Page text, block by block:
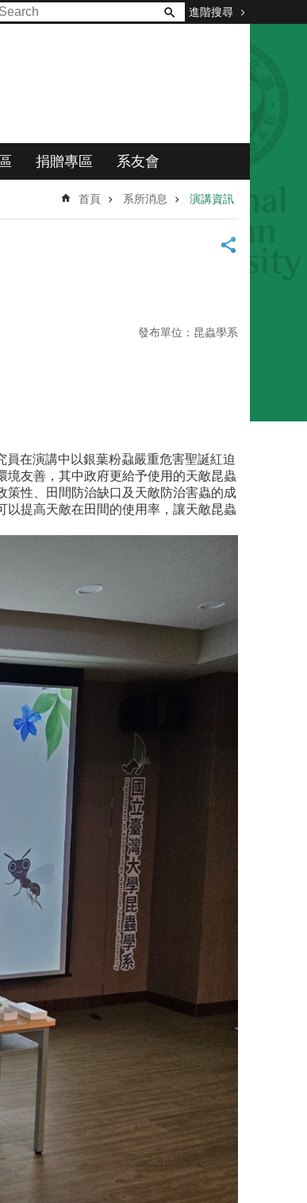
進階搜尋
捐贈專區 系友會
首頁 系所消息 演講資訊
發布單位：昆蟲學系
在演講中以銀葉粉蝨嚴重危害聖誕紅迫
友善，其中政府更給予使用的天敵昆蟲
策性、田間防治缺口及天敵防治害蟲的成
提高天敵在田間的使用率，讓天敵昆蟲